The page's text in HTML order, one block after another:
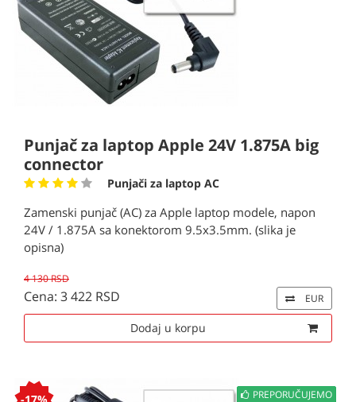
Punjač za laptop Apple 24V 1.875A big
connector
Punjači za laptop AC
Zamenski punjač (AC) za Apple laptop modele, napon
24V / 1.875A sa konektorom 9.5x3.5mm. (slika je
opisna)
4 130 RSD
Cena: 3 422 RSD EUR
Dodaj u korpu
PREPORUČUJEMO